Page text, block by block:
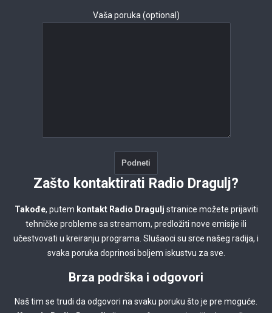
Vaša poruka (optional)
Zašto kontaktirati Radio Dragulj?
Takođe, putem kontakt Radio Dragulj stranice možete prijaviti
tehničke probleme sa streamom, predložiti nove emisije ili
učestvovati u kreiranju programa. Slušaoci su srce našeg radija, i
svaka poruka doprinosi boljem iskustvu za sve.
Brza podrška i odgovori
Naš tim se trudi da odgovori na svaku poruku što je pre moguće.